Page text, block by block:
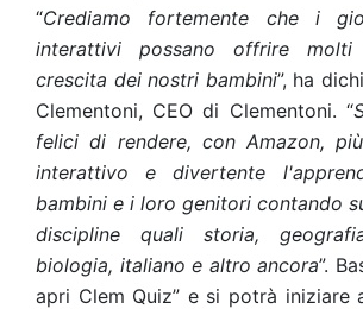
“Crediamo fortemente che i
interattivi possano offrire molti
crescita dei nostri bambini”, ha
Clementoni, CEO di Clementoni. “
felici di rendere, con Amazon,
interattivo e divertente
bambini e i loro genitori contando
discipline quali storia,
biologia, italiano e altro ancora”.
apri Clem Quiz” e si potrà iniziare